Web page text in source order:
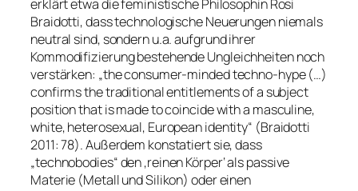
erklärt etwa die feministische Philosophin Rosi
Braidotti, dass technologische Neuerungen niemals
neutral sind, sondern u.a. aufgrund ihrer
Kommodifizierung bestehende Ungleichheiten noch
verstärken: „the consumer-minded techno-hype (…)
confirms the traditional entitlements of a subject
position that is made to coincide with a masculine,
white, heterosexual, European identity“ (Braidotti
2011: 78). Außerdem konstatiert sie, dass
„technobodies“ den ‚reinen Körper‘ als passive
Materie (Metall und Silikon) oder einen